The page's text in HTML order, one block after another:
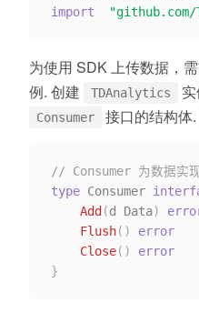
import
为使用 SDK 上传数据，
例. 创建
TDAnalytics
Consumer 接口的结构体.
// Consumer 为数据实
type Consumer
Add (d Data)
Flush( )
error
Close( )
error
}